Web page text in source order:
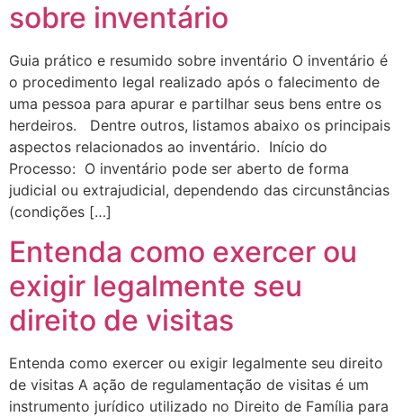
sobre inventário
Guia prático e resumido sobre inventário O inventário é
o procedimento legal realizado após o falecimento de
uma pessoa para apurar e partilhar seus bens entre os
herdeiros. Dentre outros, listamos abaixo os principais
aspectos relacionados ao inventário. Início do
Processo: O inventário pode ser aberto de forma
judicial ou extrajudicial, dependendo das circunstâncias
(condições […]
Entenda como exercer ou
exigir legalmente seu
direito de visitas
Entenda como exercer ou exigir legalmente seu direito
de visitas A ação de regulamentação de visitas é um
instrumento jurídico utilizado no Direito de Família para